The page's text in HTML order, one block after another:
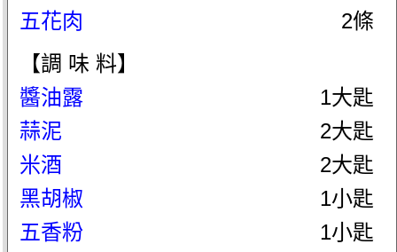
五花肉
2條
【調 味 料】
醬油露
1大匙
蒜泥
2大匙
米酒
2大匙
黑胡椒
1小匙
五香粉
1小匙